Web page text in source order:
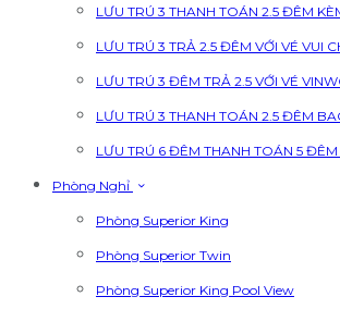
LƯU TRÚ 3 THANH TOÁN 2.5 ĐÊM
LƯU TRÚ 3 TRẢ 2.5 ĐÊM VỚI VÉ VUI
LƯU TRÚ 3 ĐÊM TRẢ 2.5 VỚI VÉ
LƯU TRÚ 3 THANH TOÁN 2.5 ĐÊM
LƯU TRÚ 6 ĐÊM THANH TOÁN 5
Phòng Nghỉ
Phòng Superior King
Phòng Superior Twin
Phòng Superior King Pool View